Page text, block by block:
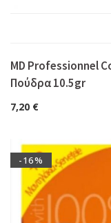
MD Professionnel
Πούδρα 10.5gr
7,20 €
-16%